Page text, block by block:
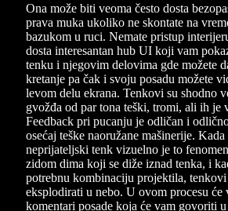
Ona može biti veoma često dosta
prava muka ukoliko ne skontate na
bazukom u ruci. Nemate pristup
dosta interesantan hub UI koji vam
tenku i njegovim delovima gde možete
kretanje pa čak i svoju posadu možete
levom delu ekrana. Tenkovi su shodno
gvožđa od par tona teški, tromi, ali ih je
Feedback pri pucanju je odličan i
osećaj teške naoružane mašinerije.
neprijateljski tenk vizuelno je to
zidom dima koji se diže iznad tenka, i
potrebnu kombinaciju projektila,
eksplodirati u nebo. U ovom procesu će
komentari posade koja će vam govoriti